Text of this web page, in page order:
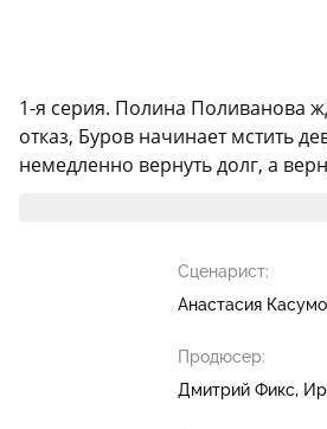
1-я серия. Полина Поливанова
отказ, Буров начинает мстить
немедленно вернуть долг, а
Сценарист:
Анастасия
Продюсер:
Дмитрий Фикс